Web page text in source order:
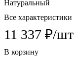
Натуральный
Все характеристики
11 337 ₽/шт
В корзину